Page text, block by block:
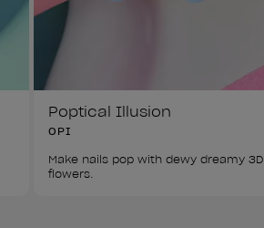
Poptical Illusion
OPI
Make nails pop with dewy dreamy 3D